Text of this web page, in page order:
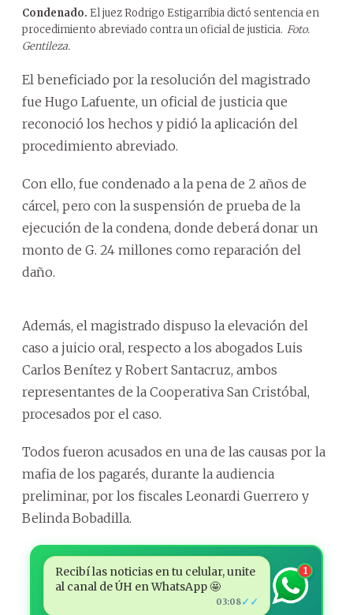
Condenado. El juez Rodrigo Estigarribia dictó sentencia en
procedimiento abreviado contra un oficial de justicia. Foto.
Gentileza.
El beneficiado por la resolución del magistrado
fue Hugo Lafuente, un oficial de justicia que
reconoció los hechos y pidió la aplicación del
procedimiento abreviado.
Con ello, fue condenado a la pena de 2 años de
cárcel, pero con la suspensión de prueba de la
ejecución de la condena, donde deberá donar un
monto de G. 24 millones como reparación del
daño.
Además, el magistrado dispuso la elevación del
caso a juicio oral, respecto a los abogados Luis
Carlos Benítez y Robert Santacruz, ambos
representantes de la Cooperativa San Cristóbal,
procesados por el caso.
Todos fueron acusados en una de las causas por la
mafia de los pagarés, durante la audiencia
preliminar, por los fiscales Leonardi Guerrero y
Belinda Bobadilla.
Recibí las noticias en tu celular, unite
al canal de ÚH en WhatsApp 🤩
03:08✓✓
1